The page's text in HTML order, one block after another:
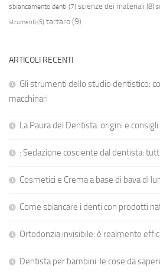
sbiancamento denti (7) scienze dei materiali (8)
strumenti(5) tartaro(9)
ARTICOLI RECENTI
Gli strumenti dello studio dentistico:
macchinari
La Paura del Dentista: origini e
: Sedazione cosciente dal dentista:
Cosmetici e Crema a base di bava di
Come sbiancare i denti con prodotti
Ortodonzia invisibile: è realmente
Dentista per bambini: le cose da